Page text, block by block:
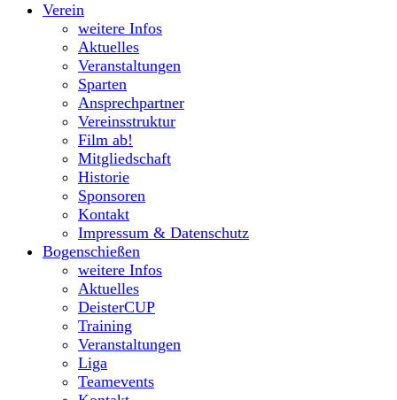
Verein
weitere Infos
Aktuelles
Veranstaltungen
Sparten
Ansprechpartner
Vereinsstruktur
Film ab!
Mitgliedschaft
Historie
Sponsoren
Kontakt
Impressum & Datenschutz
Bogenschießen
weitere Infos
Aktuelles
DeisterCUP
Training
Veranstaltungen
Liga
Teamevents